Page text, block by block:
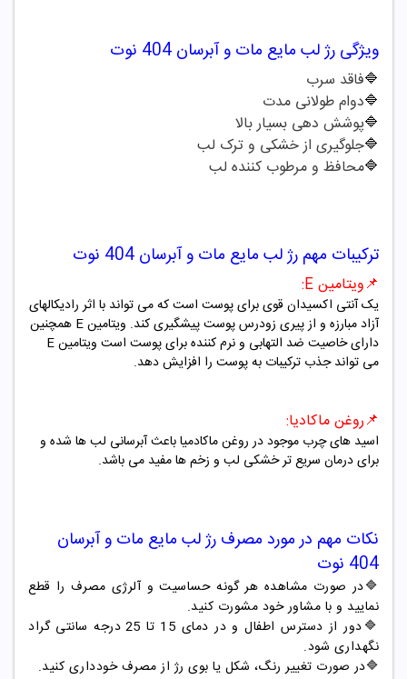
ویژگی رژ لب مایع مات و آبرسان 404 نوت
🔷فاقد سرب
🔷دوام طولانی مدت
🔷پوشش دهی بسیار بالا
🔷جلوگیری از خشکی و ترک لب
🔷محافظ و مرطوب کننده لب
ترکیبات مهم رژ لب مایع مات و آبرسان 404 نوت
📌ویتامینE
:
یک آنتی اکسیدان قوی برای پوست است که می تواند با اثر رادیکالهای
آزاد مبارزه و از پیری زودرس پوست پیشگیری کند. ویتامینE همچنین
دارای خاصیت ضد التهابی و نرم کننده برای پوست است ویتامینE
می تواند جذب ترکیبات به پوست را افزایش دهد.
📌روغن ماکادیا:
اسید های چرب موجود در روغن ماکادمیا باعث آبرسانی لب ها شده و
برای درمان سریع تر خشکی لب و زخم ها مفید می باشد.
نکات مهم در مورد مصرف رژ لب مایع مات و آبرسان
404 نوت
🔷در صورت مشاهده هر گونه حساسیت و آلرژی مصرف را قطع
نمایید و با مشاور خود مشورت کنید.
🔷دور از دسترس اطفال و در دمای 15 تا 25 درجه سانتی گراد
نگهداری شود.
🔷در صورت تغییر رنگ، شکل یا بوی رژ از مصرف خودداری کنید.